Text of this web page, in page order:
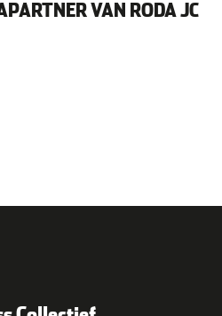
VAN RODA JC